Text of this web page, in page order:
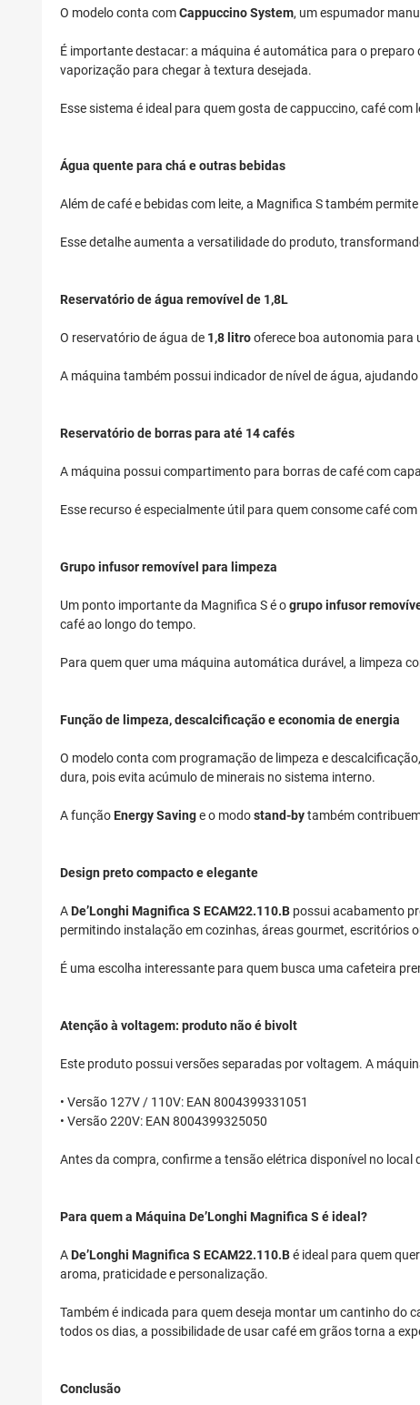
O modelo conta comCappuccino System, um espumador
É importante destacar: a máquina é automática para o
vaporização para chegar à textura desejada.
Esse sistema é ideal para quem gosta de cappuccino, café
Água quente para chá e outras bebidas
Além de café e bebidas com leite, a Magnifica S também
Esse detalhe aumenta a versatilidade do produto,
Reservatório de água removível de 1,8L
O reservatório de água de 1,8 litrooferece boa autonomia para
A máquina também possui indicador de nível de água,
Reservatório de borras para até 14 cafés
A máquina possui compartimento para borras de café com
Esse recurso é especialmente útil para quem consome café
Grupo infusor removível para limpeza
Um ponto importante da Magnifica S é ogrupo infusor
café ao longo do tempo.
Para quem quer uma máquina automática durável, a limpeza
Função de limpeza, descalcificação e economia de energia
O modelo conta com programação de limpeza e
dura, pois evita acúmulo de minerais no sistema interno.
A funçãoEnergy Savinge o modostand-bytambém
Design preto compacto e elegante
ADe’Longhi Magnifica S ECAM22.110.B possui acabamento
permitindo instalação em cozinhas, áreas gourmet, escritórios
É uma escolha interessante para quem busca uma cafeteira
Atenção à voltagem: produto não é bivolt
Este produto possui versões separadas por voltagem. A
• Versão 127V / 110V: EAN 8004399331051
• Versão 220V: EAN 8004399325050
Antes da compra, confirme a tensão elétrica disponível no local
Para quem a Máquina De’Longhi Magnifica S é ideal?
ADe’Longhi Magnifica S ECAM22.110.Bé ideal para quem
aroma, praticidade e personalização.
Também é indicada para quem deseja montar um cantinho do
todos os dias, a possibilidade de usar café em grãos torna a
Conclusão